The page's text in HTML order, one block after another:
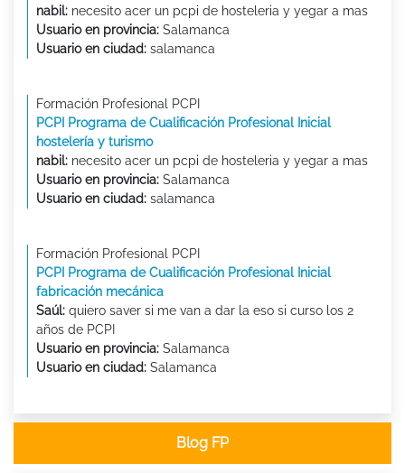
nabil: necesito acer un pcpi de hosteleria y yegar a mas
Usuario en provincia: Salamanca
Usuario en ciudad: salamanca
Formación Profesional PCPI
PCPI Programa de Cualificación Profesional Inicial
hostelería y turismo
nabil: necesito acer un pcpi de hosteleria y yegar a mas
Usuario en provincia: Salamanca
Usuario en ciudad: salamanca
Formación Profesional PCPI
PCPI Programa de Cualificación Profesional Inicial
fabricación mecánica
Saúl: quiero saver si me van a dar la eso si curso los 2
años de PCPI
Usuario en provincia: Salamanca
Usuario en ciudad: Salamanca
Blog FP